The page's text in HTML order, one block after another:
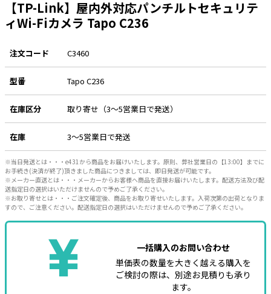
PF管/FEP管/CD管/情報線保護管
ボックス・ビニル電線管付属品・引き込
EV充電設備工事関連
感染症関連
e431オリジナル
暑さ対策
販売終了品
【TP-Link】屋内外対応パンチルトセキュリテ
ィWi-Fiカメラ Tapo C236
注文コード C3460
型番 Tapo C236
在庫区分 取り寄せ（3～5営業日で発送）
在庫 3～5営業日で発送
※当日発送とは・・・e431から商品をお届けいたします。原則、弊社営業日の【13:00】までに
お手続き(決済が終了)頂きました商品につきましては、即日発送が可能です。
※メーカー直送とは・・・メーカーからお客様へ商品を直接お届けいたします。配送方法及び配
送指定日の選択はいただけませんので予めご了承ください。
※お取り寄せとは・・・ご注文確定後、商品をお取り寄せいたします。入荷次第の出荷となりま
すので、ご注意ください。配送指定日の選択はいただけませんので予めご了承ください。
一括購入のお問い合わせ
単価表の数量を大きく越える購入を
ご検討の際は、別途お見積りも承り
ます。